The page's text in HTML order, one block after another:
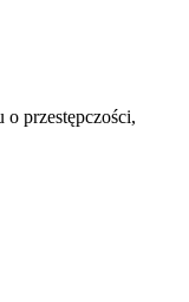
przestępczości,